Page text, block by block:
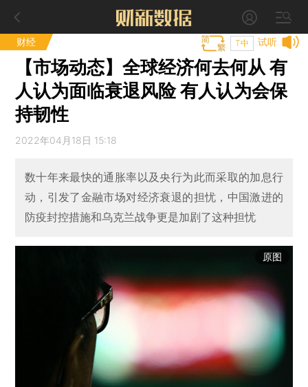
财经 试听
T中
【市场动态】全球经济何去何从 有
人认为面临衰退风险 有人认为会保
持韧性
2022年04月18日 15:18
数十年来最快的通胀率以及央行为此而采取的加息行
动，引发了金融市场对经济衰退的担忧，中国激进的
防疫封控措施和乌克兰战争更是加剧了这种担忧
原图